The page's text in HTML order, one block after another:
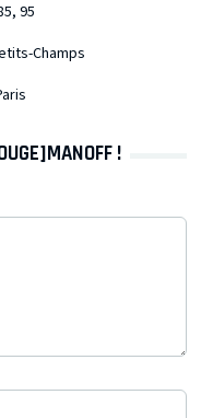
95
Champs
!